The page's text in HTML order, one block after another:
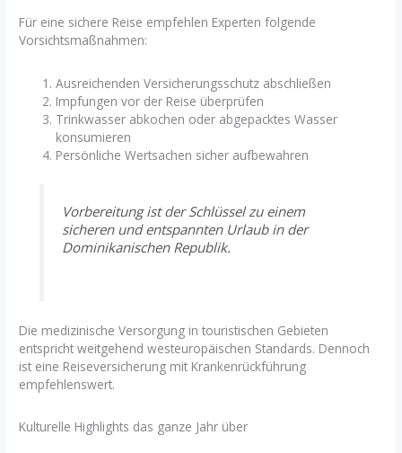
Für eine sichere Reise empfehlen Experten folgende
Vorsichtsmaßnahmen:
Ausreichenden Versicherungsschutz abschließen
Impfungen vor der Reise überprüfen
Trinkwasser abkochen oder abgepacktes Wasser
konsumieren
Persönliche Wertsachen sicher aufbewahren
Vorbereitung ist der Schlüssel zu einem
sicheren und entspannten Urlaub in der
Dominikanischen Republik.
Die medizinische Versorgung in touristischen Gebieten
entspricht weitgehend westeuropäischen Standards. Dennoch
ist eine Reiseversicherung mit Krankenrückführung
empfehlenswert.
Kulturelle Highlights das ganze Jahr über